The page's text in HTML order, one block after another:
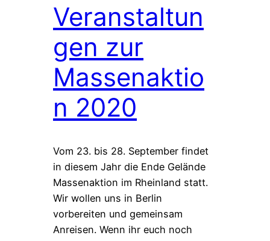
Veranstaltun
gen zur
Massenaktio
n 2020
Vom 23. bis 28. September findet
in diesem Jahr die Ende Gelände
Massenaktion im Rheinland statt.
Wir wollen uns in Berlin
vorbereiten und gemeinsam
Anreisen. Wenn ihr euch noch